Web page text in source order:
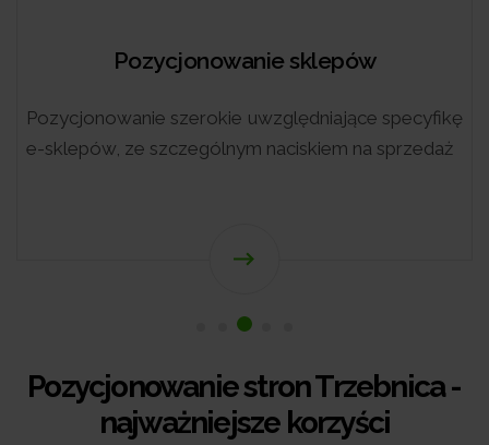
specyfikę
Pozycjonowanie mobilne
Zobacz, jak pozycje w mobilnych
wyszukiwania wpłyną na pozyskanie
Pozycjonowanie stron Trzebnica -
najważniejsze korzyści